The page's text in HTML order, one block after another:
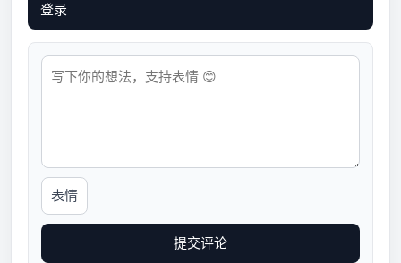
登录
表情
提交评论